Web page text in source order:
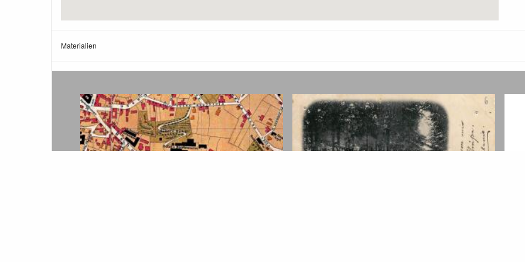
Materialien